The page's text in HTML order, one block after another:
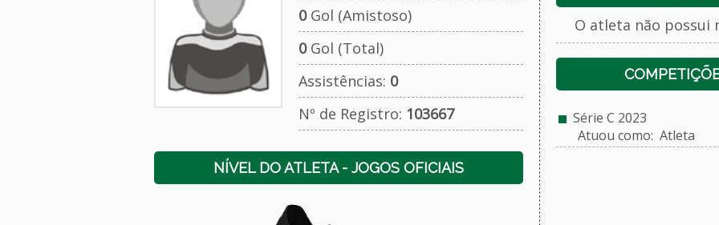
0Gol (Amistoso)
0Gol (Total)
Assistências: 0
Nº de Registro: 103667
NÍVEL DO ATLETA - JOGOS OFICIAIS
O atleta não possui
Série C 2023
Atuou como: Atleta